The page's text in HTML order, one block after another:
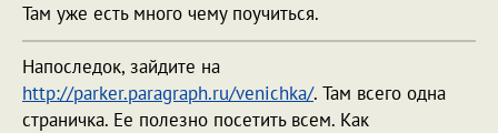
Там уже есть много чему поучиться.
Напоследок, зайдите на
http://parker.paragraph.ru/venichka/. Там всего одна
страничка. Ее полезно посетить всем. Как